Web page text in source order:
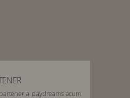
al daydreams acum